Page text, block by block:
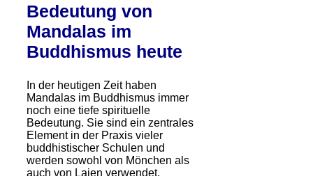
Bedeutung von
Mandalas im
Buddhismus heute
In der heutigen Zeit haben
Mandalas im Buddhismus immer
noch eine tiefe spirituelle
Bedeutung. Sie sind ein zentrales
Element in der Praxis vieler
buddhistischer Schulen und
werden sowohl von Mönchen als
auch von Laien verwendet.